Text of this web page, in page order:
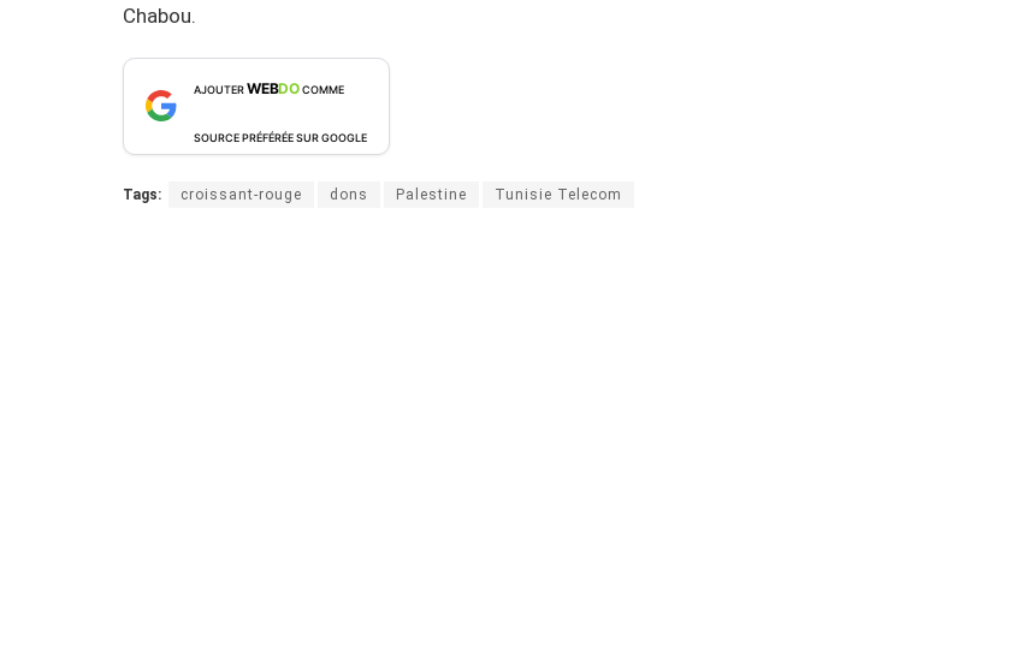
Chabou.
AJOUTERWEBDOCOMME
SOURCE PRÉFÉRÉE SUR GOOGLE
Tags: croissant-rouge dons Palestine Tunisie Telecom